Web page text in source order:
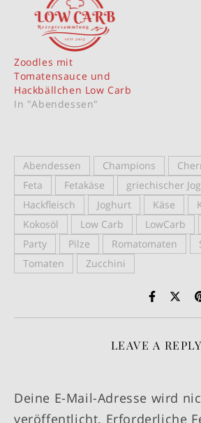
Zoodles mit
Tomatensauce und
Hackbällchen Low Carb
In "Abendessen"
Abendessen Champions
Feta
Fetakäse
griechischer
Hackfleisch
Joghurt Käse
Kokosöl
Low Carb LowCarb
Party
Pilze Romatomaten
Tomaten
Zucchini
LEAVE A REPLY
Deine E-Mail-Adresse wird
veröffentlicht. Erforderliche